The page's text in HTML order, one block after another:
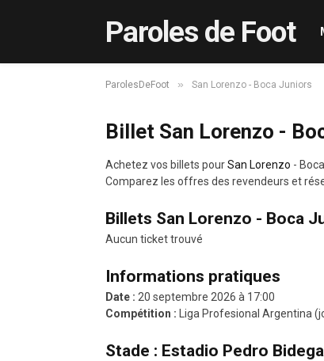
Paroles de Foot
ParolesDeFoot » San Lorenzo - Boca Juniors
Billet San Lorenzo -
Achetez vos billets pourSan Lorenzo -
Comparez les offres des revendeurs et
Billets San Lorenzo - Boca
Aucun ticket trouvé
Informations pratiques
Date : 20 septembre 2026 à 17:00
Compétition : Liga Profesional Argentina
Stade : Estadio Pedro